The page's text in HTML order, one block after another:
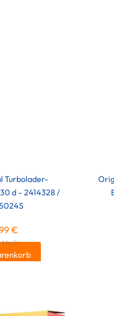
Turbolader-
d – 2414328 /
€
MwSt.